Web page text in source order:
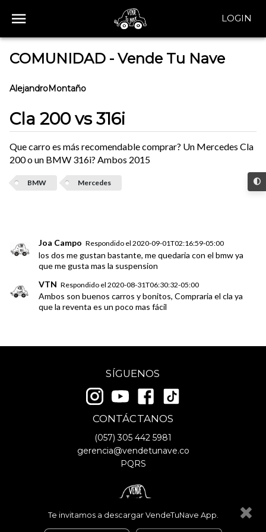
LOGIN
Te invitamos a descargar VendeTuNave App.
COMUNIDAD - Vende Tu Nave
AlejandroMontaño
Cla 200 vs 316i
Que carro es más recomendable comprar? Un Mercedes Cla
200 o un BMW 316i? Ambos 2015
BMW Mercedes
Joa Campo Respondido el2020-09-01T02:16:59-05:00
los dos me gustan bastante, me quedaria con el bmw ya
que me gusta mas la suspension
VTN Respondido el2020-08-31T06:30:32-05:00
Ambos son buenos carros y bonitos, Compraria el cla ya
que la reventa es un poco mas fácil
SÍGUENOS
CONTÁCTANOS
(057)305 442 5981
gerencia@vendetunave.co
PQRS